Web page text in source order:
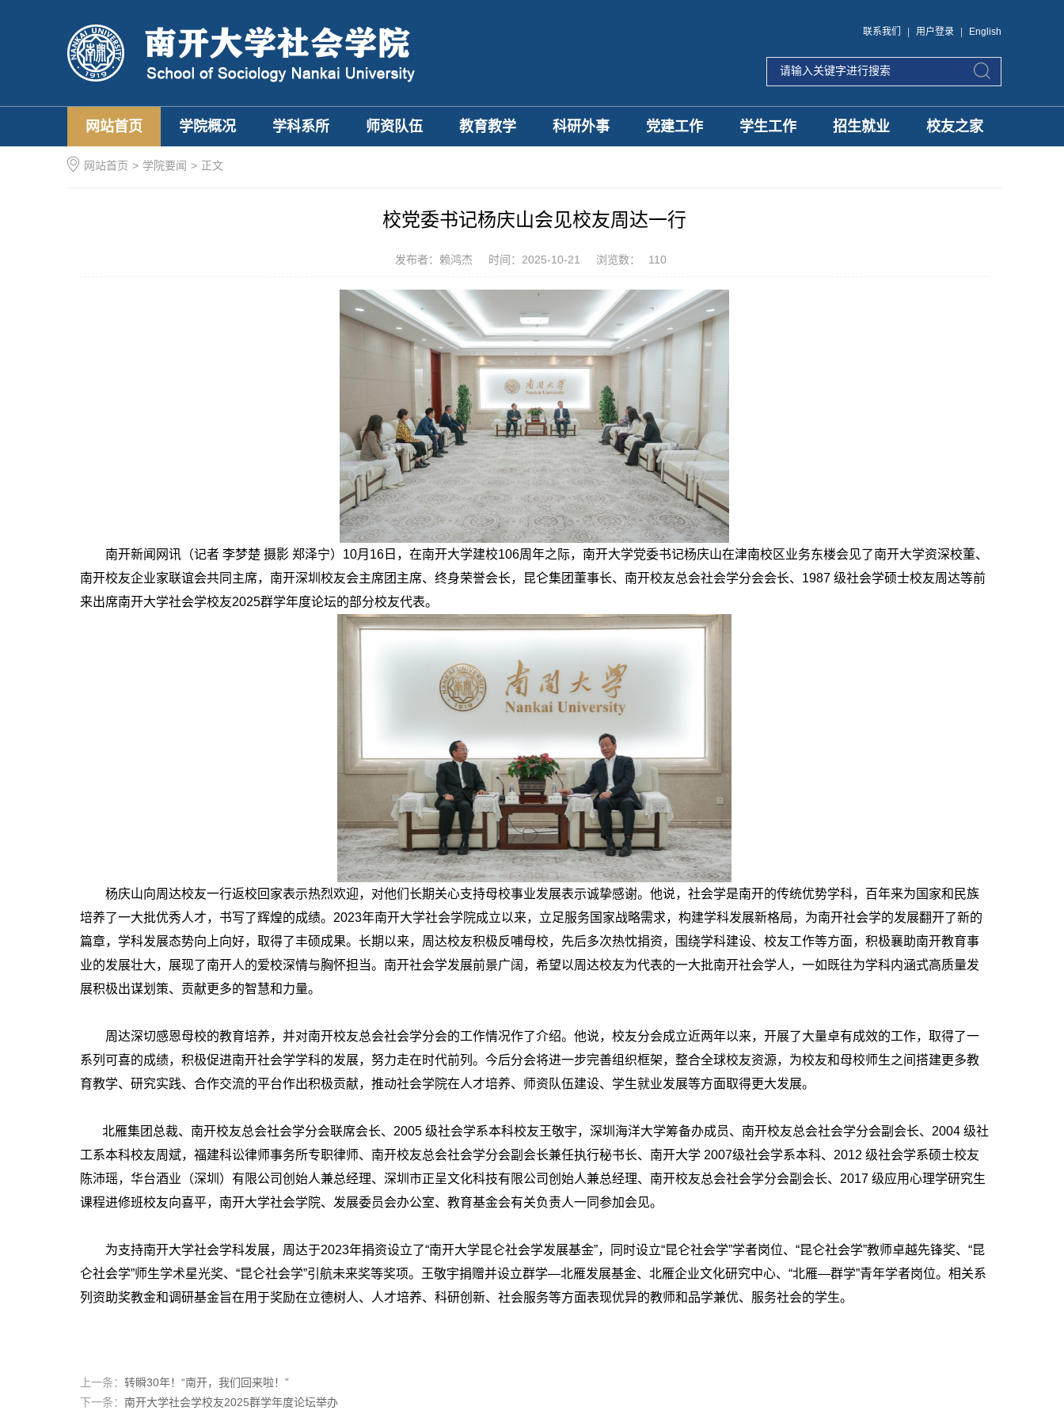
联系我们 用户登录 English
网站首页 学院概况 学科系所 师资队伍 教育教学 科研外事 党建工作 学生工作 招生就业 校友之家
网站首页 > 学院要闻 > 正文
校党委书记杨庆山会见校友周达一行
发布者：赖鸿杰 时间：2025-10-21 浏览数： 110
南开新闻网讯（记者 李梦楚 摄影 郑泽宁）10月16日，在南开大学建校106周年之际，南开大学党委书记杨庆山在津南校区业务东楼会见了南开大学资深校董、
南开校友企业家联谊会共同主席，南开深圳校友会主席团主席、终身荣誉会长，昆仑集团董事长、南开校友总会社会学分会会长、1987 级社会学硕士校友周达等前
来出席南开大学社会学校友2025群学年度论坛的部分校友代表。
杨庆山向周达校友一行返校回家表示热烈欢迎，对他们长期关心支持母校事业发展表示诚挚感谢。他说，社会学是南开的传统优势学科，百年来为国家和民族
培养了一大批优秀人才，书写了辉煌的成绩。2023年南开大学社会学院成立以来，立足服务国家战略需求，构建学科发展新格局，为南开社会学的发展翻开了新的
篇章，学科发展态势向上向好，取得了丰硕成果。长期以来，周达校友积极反哺母校，先后多次热忱捐资，围绕学科建设、校友工作等方面，积极襄助南开教育事
业的发展壮大，展现了南开人的爱校深情与胸怀担当。南开社会学发展前景广阔，希望以周达校友为代表的一大批南开社会学人，一如既往为学科内涵式高质量发
展积极出谋划策、贡献更多的智慧和力量。
周达深切感恩母校的教育培养，并对南开校友总会社会学分会的工作情况作了介绍。他说，校友分会成立近两年以来，开展了大量卓有成效的工作，取得了一
系列可喜的成绩，积极促进南开社会学学科的发展，努力走在时代前列。今后分会将进一步完善组织框架，整合全球校友资源，为校友和母校师生之间搭建更多教
育教学、研究实践、合作交流的平台作出积极贡献，推动社会学院在人才培养、师资队伍建设、学生就业发展等方面取得更大发展。
北雁集团总裁、南开校友总会社会学分会联席会长、2005 级社会学系本科校友王敬宇，深圳海洋大学筹备办成员、南开校友总会社会学分会副会长、2004 级社
工系本科校友周斌，福建科讼律师事务所专职律师、南开校友总会社会学分会副会长兼任执行秘书长、南开大学 2007级社会学系本科、2012 级社会学系硕士校友
陈沛瑶，华台酒业（深圳）有限公司创始人兼总经理、深圳市正呈文化科技有限公司创始人兼总经理、南开校友总会社会学分会副会长、2017 级应用心理学研究生
课程进修班校友向喜平，南开大学社会学院、发展委员会办公室、教育基金会有关负责人一同参加会见。
为支持南开大学社会学科发展，周达于2023年捐资设立了“南开大学昆仑社会学发展基金”，同时设立“昆仑社会学”学者岗位、“昆仑社会学”教师卓越先锋奖、“昆
仑社会学”师生学术星光奖、“昆仑社会学”引航未来奖等奖项。王敬宇捐赠并设立群学—北雁发展基金、北雁企业文化研究中心、“北雁—群学”青年学者岗位。相关系
列资助奖教金和调研基金旨在用于奖励在立德树人、人才培养、科研创新、社会服务等方面表现优异的教师和品学兼优、服务社会的学生。
上一条： 转瞬30年！“南开，我们回来啦！”
下一条： 南开大学社会学校友2025群学年度论坛举办